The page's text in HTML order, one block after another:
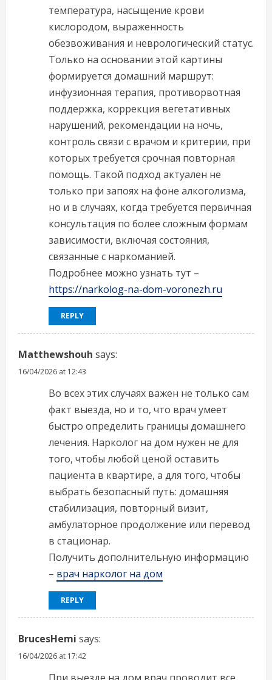
температура, насыщение крови
кислородом, выраженность
обезвоживания и неврологический статус.
Только на основании этой картины
формируется домашний маршрут:
инфузионная терапия, противорвотная
поддержка, коррекция вегетативных
нарушений, рекомендации на ночь,
контроль связи с врачом и критерии, при
которых требуется срочная повторная
помощь. Такой подход актуален не
только при запоях на фоне алкоголизма,
но и в случаях, когда требуется первичная
консультация по более сложным формам
зависимости, включая состояния,
связанные с наркоманией.
Подробнее можно узнать тут –
https://narkolog-na-dom-voronezh.ru
REPLY
Matthewshouh says:
16/04/2026 at 12:43
Во всех этих случаях важен не только сам
факт выезда, но и то, что врач умеет
быстро определить границы домашнего
лечения. Нарколог на дом нужен не для
того, чтобы любой ценой оставить
пациента в квартире, а для того, чтобы
выбрать безопасный путь: домашняя
стабилизация, повторный визит,
амбулаторное продолжение или перевод
в стационар.
Получить дополнительную информацию
– врач нарколог на дом
REPLY
BrucesHemi says:
16/04/2026 at 17:42